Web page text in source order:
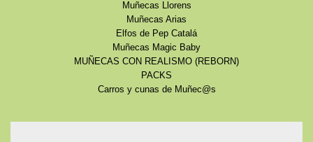
Muñecas Llorens
Muñecas Arias
Elfos de Pep Catalá
Muñecas Magic Baby
MUÑECAS CON REALISMO (REBORN)
PACKS
Carros y cunas de Muñec@s